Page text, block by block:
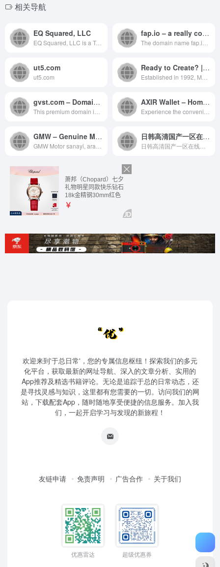
相关导航
EQ Squared, LLC
EQ Squared, LLC is a Texas-bas...
fap.io – a really cool domain parked on Park.io | Park.io
ut5.com
ut5.com
Ready to Create? | Manhattan Neighborhood Network
gvst.com – Domain for Sale AXIR Wallet – Homepage
GMW – Genuine Motor Works 日韩高清国产一区在线观看_亚洲精品视频一区_视频在线一区二区_日韩三级精品电影久久久
欢迎来到'于总日常'，您的专属信息枢纽！探索我们的多元
化平台，获取最新的网址导航、深入的文章分析、实用的
App推荐及精选书籍评论。无论是追踪于总的日常动态，还
是寻找灵感与知识，这里都有您需要的一切。访问我们的网
站，下载配套App，随时随地享受便捷的信息服务。加入我
们，一起开启学习与发现的新旅程！
友链申请 免责声明 广告合作 关于我们
优惠雷达 超级优惠券